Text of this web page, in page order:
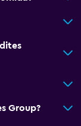
Group?